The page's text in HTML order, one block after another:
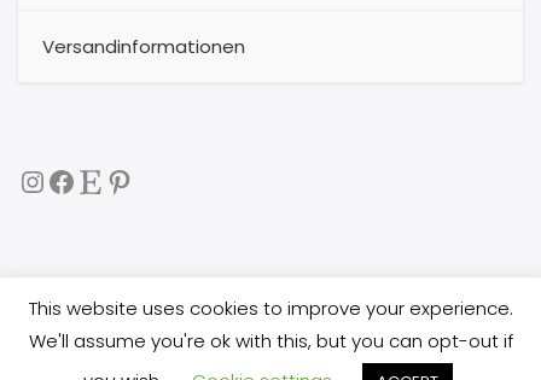
Versandinformationen
Instagram
Facebook
EtsyPinterest
Copyright 2017 buggytextilall rights reserved. All images
are copyright protected, and you are not allowed
This website uses cookies to improve your experience.
We'll assume you're ok with this, but you can opt-out if